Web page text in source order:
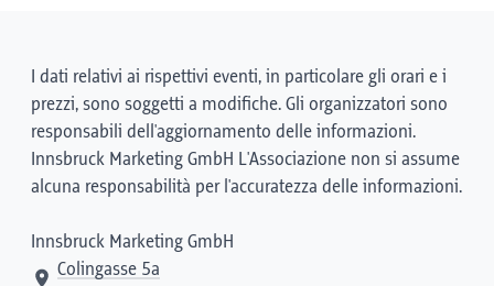
I dati relativi ai rispettivi eventi, in particolare gli orari e i
prezzi, sono soggetti a modifiche. Gli organizzatori sono
responsabili dell'aggiornamento delle informazioni.
Innsbruck Marketing GmbH L'Associazione non si assume
alcuna responsabilità per l'accuratezza delle informazioni.
Innsbruck Marketing GmbH
Colingasse 5a